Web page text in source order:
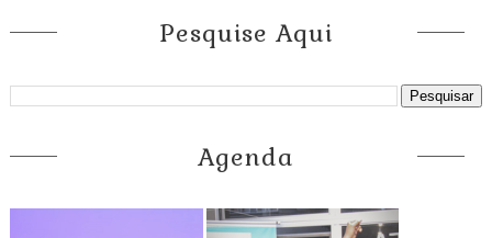
Pesquise Aqui
Agenda